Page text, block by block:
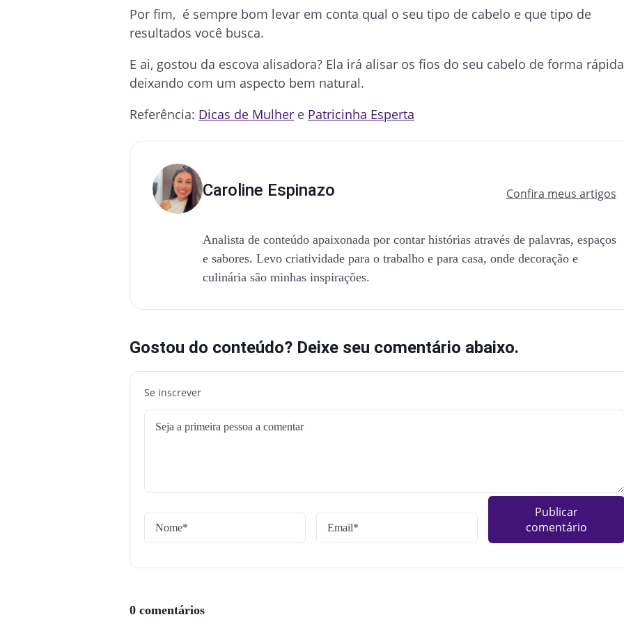
Por fim, é sempre bom levar em conta qual o seu tipo de cabelo e que tipo de
resultados você busca.
E ai, gostou da escova alisadora? Ela irá alisar os fios do seu cabelo de forma
deixando com um aspecto bem natural.
Referência: Dicas de Mulher e Patricinha Esperta
Caroline Espinazo Confira meus artigos
Analista de conteúdo apaixonada por contar histórias através de palavras, espaços
e sabores. Levo criatividade para o trabalho e para casa, onde decoração e
culinária são minhas inspirações.
Gostou do conteúdo? Deixe seu comentário abaixo.
Se inscrever
Publicar
comentário
0 comentários